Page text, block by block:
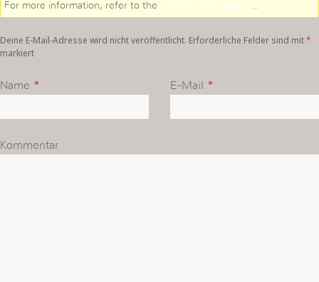
For more information, refer to the
online user guide ..
Deine E-Mail-Adresse wird nicht veröffentlicht. Erforderliche Felder sind mit*
markiert
Name * E-Mail *
Kommentar